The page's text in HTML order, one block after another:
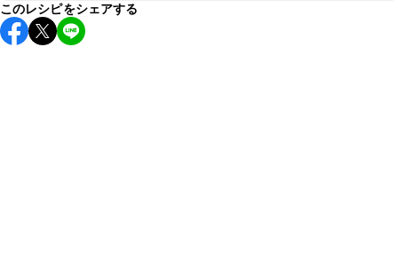
保存期間は冷蔵で翌日中が目安です。なるべくお早めにお召
し上がりください。
このレシピをシェアする